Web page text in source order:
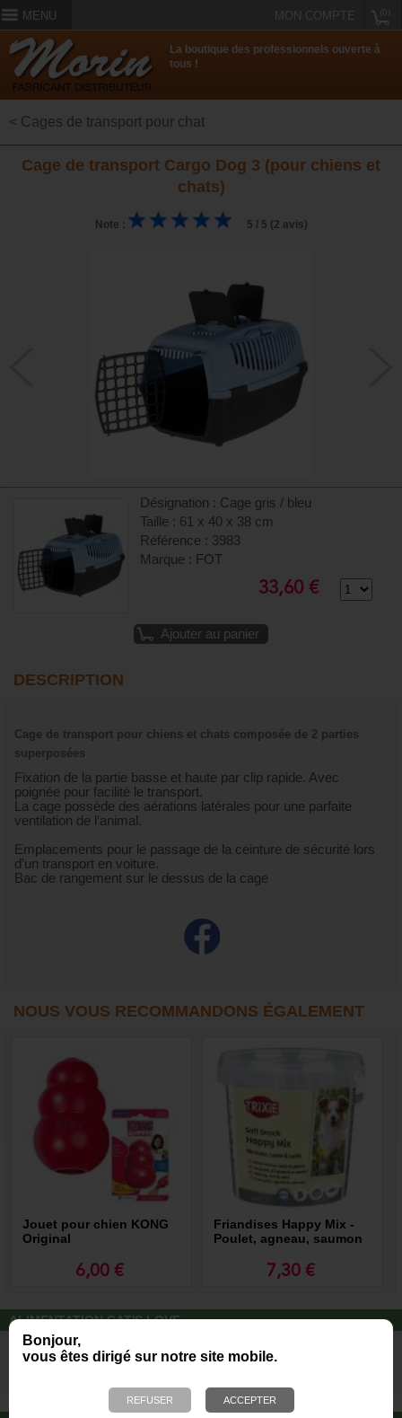
Bonjour,
vous êtes dirigé sur notre site mobile.
MENU MON COMPTE
La boutique des professionnels ouverte à
tous !
< Cages de transport pour chat
Cage de transport Cargo Dog 3 (pour chiens et
chats)
Note : 5 / 5 (2 avis)
Désignation : Cage gris / bleu
Taille : 61 x 40 x 38 cm
Référence : 3983
Marque : FOT
33,60 €
Ajouter au panier
DESCRIPTION
Cage de transport pour chiens et chats composée de 2 parties
superposées
Fixation de la partie basse et haute par clip rapide. Avec
poignée pour facilité le transport.
La cage possède des aérations latérales pour une parfaite
ventilation de l’animal.
Emplacements pour le passage de la ceinture de sécurité lors
d’un transport en voiture.
Bac de rangement sur le dessus de la cage
NOUS VOUS RECOMMANDONS ÉGALEMENT
Jouet pour chien KONG
Original
6,00 €
Friandises Happy Mix -
Poulet, agneau, saumon
7,30 €
ALIMENTATION CAT'S LOVE
partir d’ingrédients 100% naturels.